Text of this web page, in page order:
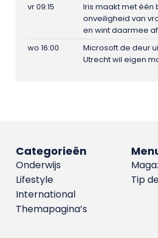
vr 09:15
Iris maakt met één
onveiligheid van
en wint daarmee
wo 16:00
Microsoft de deur
Utrecht wil eigen
Tip
Categorieën
Onderwijs
Lifestyle
International
Themapagina’s